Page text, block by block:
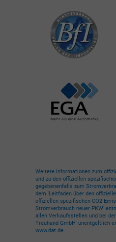
Weitere Informationen zum
und zu den offiziellen
gegebenenfalls zum
dem 'Leitfaden über den
offiziellen spezifischen CO2-
Stromverbrauch neuer PKW'
allen Verkaufsstellen und bei
Treuhand GmbH' unentgeltlich
www.dat.de.